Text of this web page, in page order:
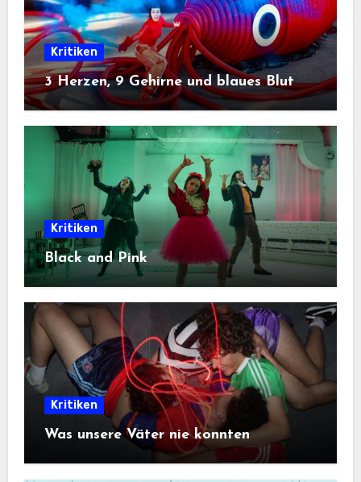
Kritiken
3 Herzen, 9 Gehirne und blaues Blut
Kritiken
Black and Pink
Kritiken
Was unsere Väter nie konnten